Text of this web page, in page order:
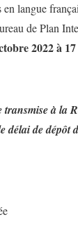
langue
de Plan
2022 à
à la
de dépôt